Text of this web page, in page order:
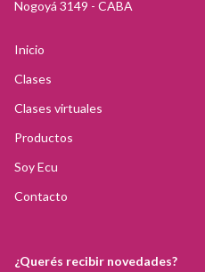
Nogoyá 3149 - CABA
Inicio
Clases
Clases virtuales
Productos
Soy Ecu
Contacto
¿Querés recibir novedades?